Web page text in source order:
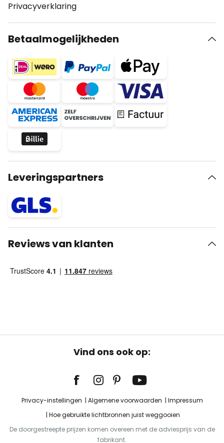
Privacyverklaring
Betaalmogelijkheden
Leveringspartners
Reviews van klanten
Vind ons ook op:
Privacy-instellingen Algemene voorwaarden
Impressum
Hoe gebruikte lichtbronnen juist weggooien
De doorgestreepte prijzen komen overeen met de adviesprijs van de
fabrikant.